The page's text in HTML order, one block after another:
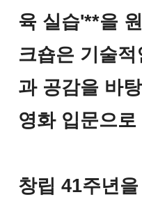
육 실습'**을
크숍은 기술
과 공감을 바
영화 입문으
창립 41주년